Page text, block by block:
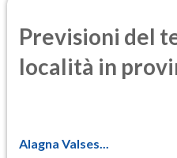
Previsioni del
località in
Alagna Valses...